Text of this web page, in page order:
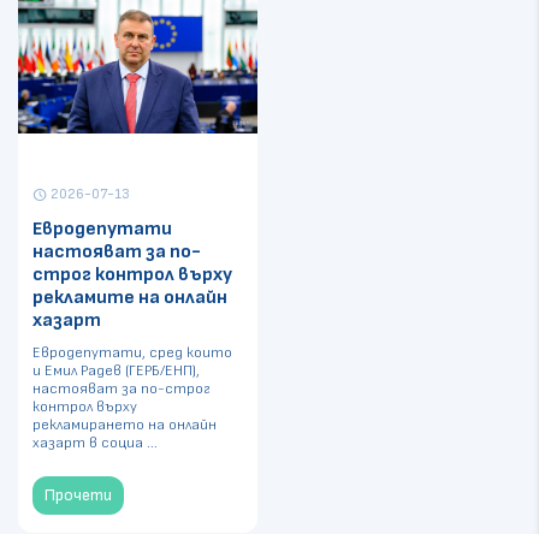
schedule 2026-07-13
Евродепутати
настояват за по-
строг контрол върху
рекламите на онлайн
хазарт
Евродепутати, сред които
и Емил Радев (ГЕРБ/ЕНП),
настояват за по-строг
контрол върху
рекламирането на онлайн
хазарт в социа ...
Прочети